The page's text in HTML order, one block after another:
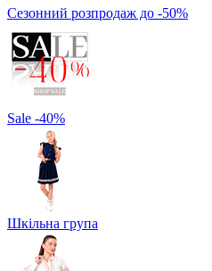
Сезонний розпродаж до -50%
Sale -40%
Шкільна група